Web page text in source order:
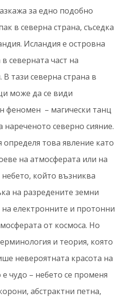
за едно подобно
в северна страна, съседка
Исландия е островна
северната част на
В тази северна страна в
може да се види
феномен – магически танц
нареченото северно сияние.
определя това явление като
на атмосферата или на
който възниква
на разредените земни
електронните и протонни
от космоса. Но
и теория, която
невероятната красота на
чудо – небето се променя
абстрактни петна,